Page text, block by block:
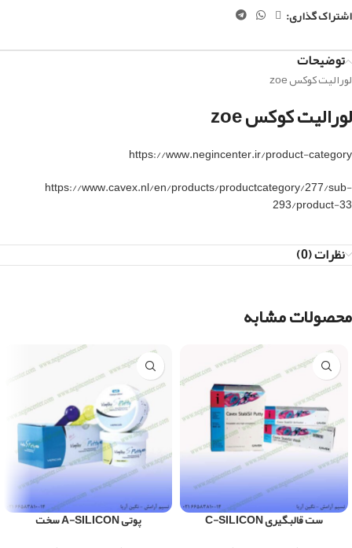
اشتراک گذاری:
توضیحات
لورالیت کوکس zoe
لورالیت کوکس zoe
https://www.negincenter.ir/product-category
https://www.cavex.nl/en/products/productcategory/277/sub-
293/product-33
نظرات (0)
محصولات مشابه
ست قالبگیری C-SILICON
پوتی A-SILICON سخت